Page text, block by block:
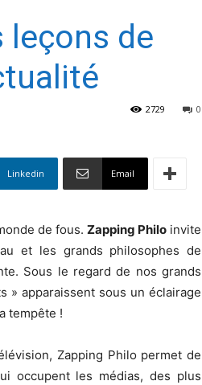
leçons de
0
2729
Linkedin Email
de fous. Zapping Philo invite
et les grands philosophes de
Sous le regard de nos grands
» apparaissent sous un éclairage
tempête !
Zapping Philo permet de
occupent les médias, des plus